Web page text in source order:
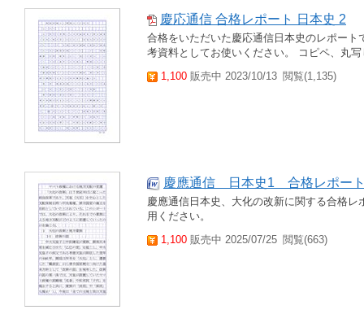
慶応通信 合格レポート 日本史 2
合格をいただいた慶応通信日本史のレポー
考資料としてお使いください。 コピペ、丸
1,100 販売中 2023/10/13 閲覧(1,135)
慶應通信 日本史1 合格レポー
慶應通信日本史、大化の改新に関する合格
用ください。
1,100 販売中 2025/07/25 閲覧(663)